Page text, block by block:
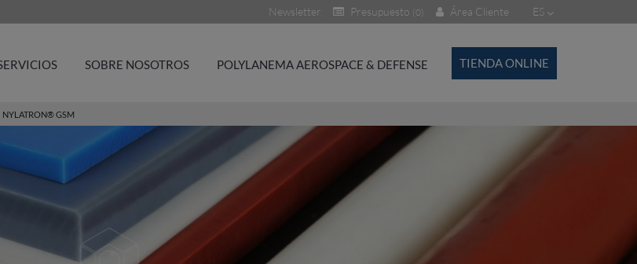
ES
Área Cliente
Presupuesto (0)
Newsletter
SOBRE NOSOTROS POLYLANEMA AEROSPACE & DEFENSE TIENDA ONLINE
NYLATRON® GSM